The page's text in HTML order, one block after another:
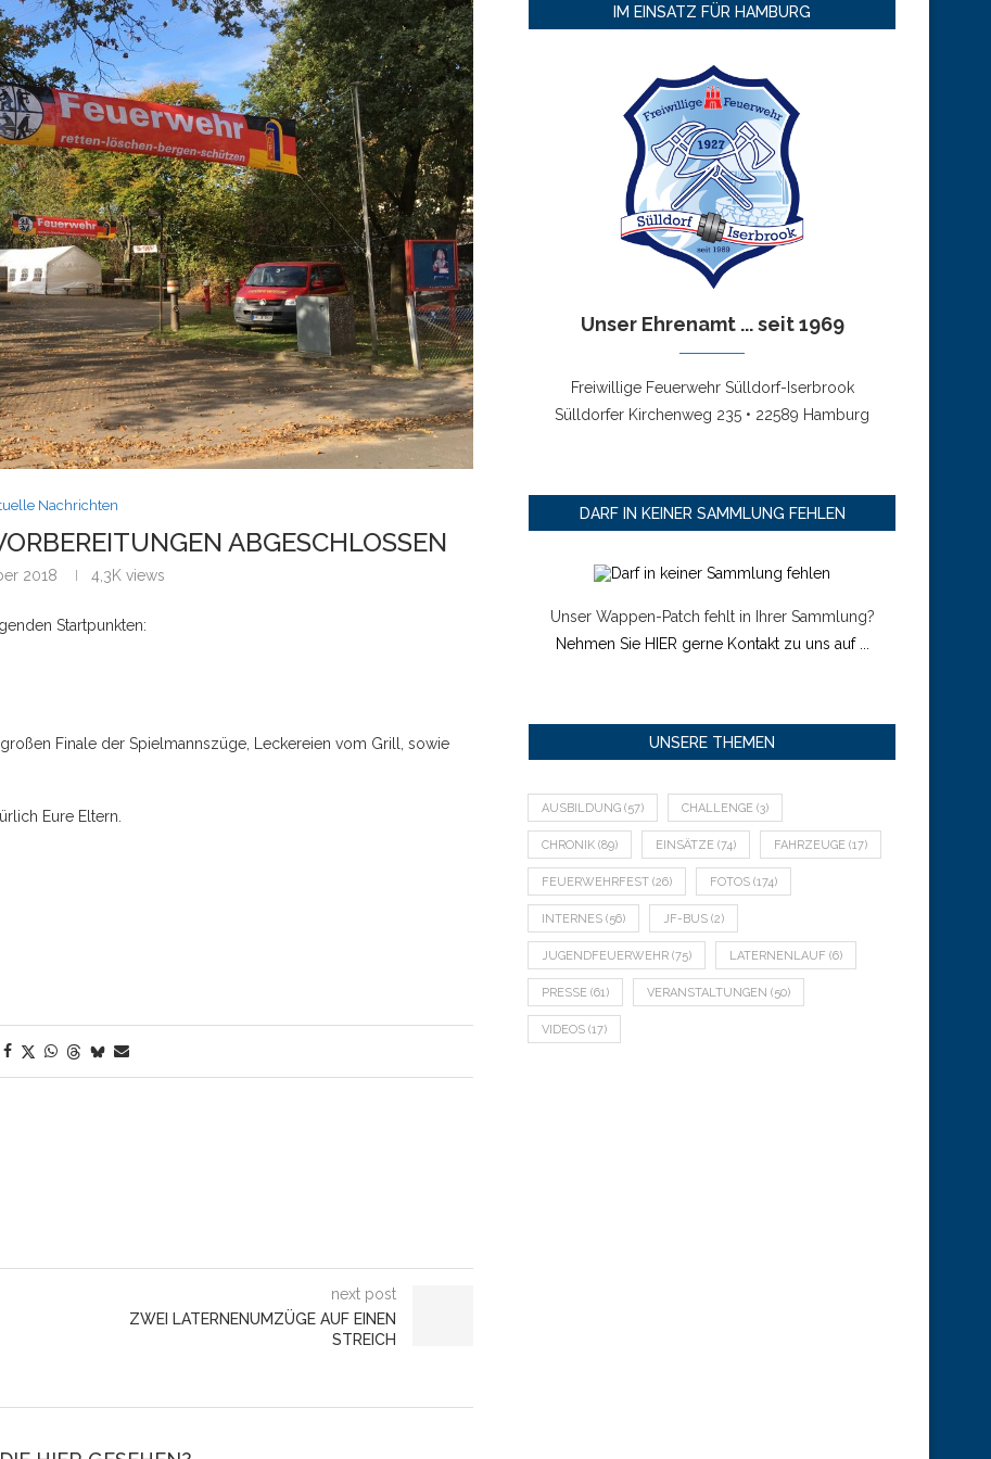
Nachrichten
ABGESCHLOSSEN
2018 4,3Kviews
Startpunkten:
Finale der Spielmannszüge, Leckereien vom Grill, sowie
Eure Eltern.
next post
ZWEI LATERNENUMZÜGE AUF EINEN
STREICH
IM EINSATZ FÜR HAMBURG
Unser Ehrenamt ... seit 1969
Freiwillige Feuerwehr Sülldorf-Iserbrook
Sülldorfer Kirchenweg 235 • 22589 Hamburg
DARF IN KEINER SAMMLUNG FEHLEN
Unser Wappen-Patch fehlt in Ihrer Sammlung?
Nehmen Sie HIER gerne Kontakt zu uns auf ...
UNSERE THEMEN
AUSBILDUNG (57) CHALLENGE (3)
CHRONIK (89) EINSÄTZE (74) FAHRZEUGE (17)
FEUERWEHRFEST (26) FOTOS (174)
INTERNES (56) JF-BUS (2)
JUGENDFEUERWEHR (75) LATERNENLAUF (6)
PRESSE (61) VERANSTALTUNGEN (50)
VIDEOS (17)